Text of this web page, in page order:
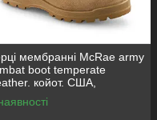
мембранні McRae army
boot temperate
койот. США,